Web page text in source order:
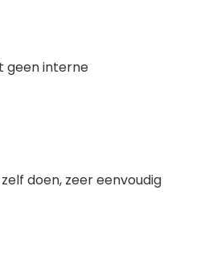
geen interne
doen, zeer eenvoudig